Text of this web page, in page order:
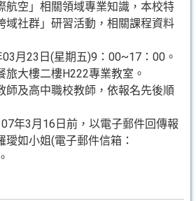
航空」相關領域專業知識，本校特
域社群」研習活動，相關課程資料
月23日(星期五)9：00~17：00。
旅大樓二樓H222專業教室。
師及高中職校教師，依報名先後順
年3月16日前，以電子郵件回傳報
如小姐(電子郵件信箱：